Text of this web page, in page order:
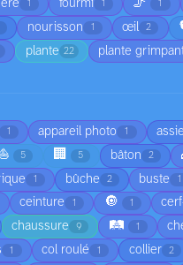
1 fourmi 1 1
nourisson 1 œil 2
plante 22 plante
1 appareil photo 1
5 🏢 5 bâton 2
1 bûche 2 buste 1
ceinture 1 🔘 1
chaussure 9 🛤️ 1
1 col roulé 1 collier 2